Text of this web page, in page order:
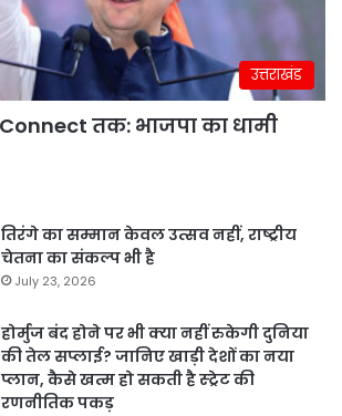
उत्तराखंड
तक: भाजपा का धामी
तिरंगे का सम्मान केवल उत्सव नहीं, राष्ट्रीय
चेतना का संकल्प भी है
July 23, 2026
होर्मुज बंद होने पर भी क्या नहीं रुकेगी दुनिया
की तेल सप्लाई? जानिए खाड़ी देशों का नया
प्लान, कैसे खत्म हो सकती है स्ट्रेट की
रणनीतिक पकड़